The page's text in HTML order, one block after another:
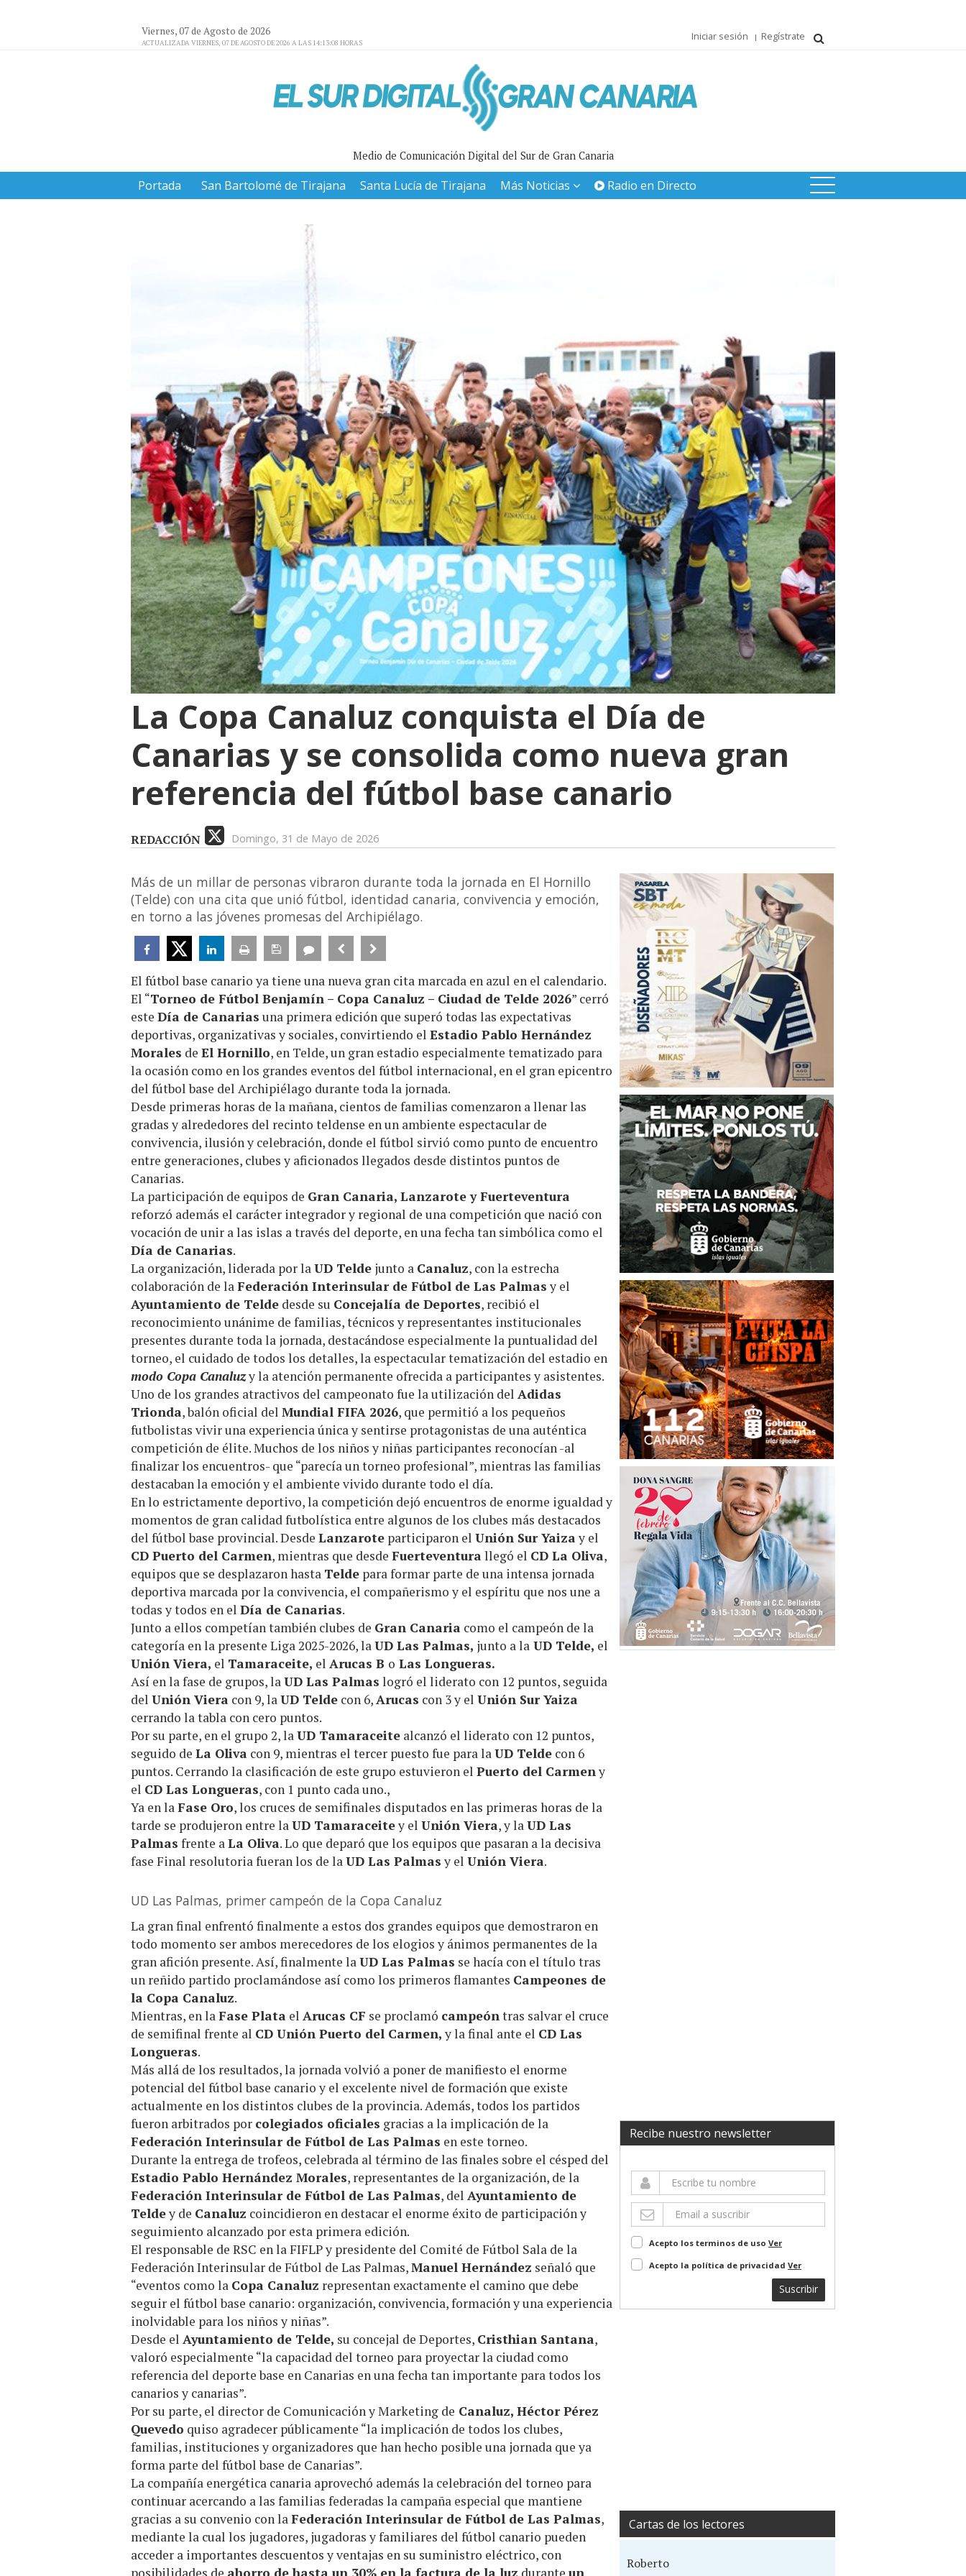
Viernes, 07 de Agosto de 2026
ACTUALIZADA VIERNES, 07 DE AGOSTO DE 2026 A LAS 14:13:08 HORAS
Iniciar sesión Regístrate
Medio de Comunicación Digital del Sur de Gran Canaria
Portada San Bartolomé de Tirajana Santa Lucía de Tirajana Más Noticias Radio en Directo
La Copa Canaluz conquista el Día de
Canarias y se consolida como nueva gran
referencia del fútbol base canario
REDACCIÓN Domingo, 31 de Mayo de 2026
Más de un millar de personas vibraron durante toda la jornada en El Hornillo
(Telde) con una cita que unió fútbol, identidad canaria, convivencia y emoción,
en torno a las jóvenes promesas del Archipiélago.
El fútbol base canario ya tiene una nueva gran cita marcada en azul en el calendario.
El “Torneo de Fútbol Benjamín – Copa Canaluz – Ciudad de Telde 2026” cerró
este Día de Canarias una primera edición que superó todas las expectativas
deportivas, organizativas y sociales, convirtiendo el Estadio Pablo Hernández
Morales de El Hornillo, en Telde, un gran estadio especialmente tematizado para
la ocasión como en los grandes eventos del fútbol internacional, en el gran epicentro
del fútbol base del Archipiélago durante toda la jornada.
Desde primeras horas de la mañana, cientos de familias comenzaron a llenar las
gradas y alrededores del recinto teldense en un ambiente espectacular de
convivencia, ilusión y celebración, donde el fútbol sirvió como punto de encuentro
entre generaciones, clubes y aficionados llegados desde distintos puntos de
Canarias.
La participación de equipos de Gran Canaria, Lanzarote y Fuerteventura
reforzó además el carácter integrador y regional de una competición que nació con
vocación de unir a las islas a través del deporte, en una fecha tan simbólica como el
Día de Canarias.
La organización, liderada por laUD Telde junto a Canaluz, con la estrecha
colaboración de laFederación Interinsular de Fútbol de Las Palmas y el
Ayuntamiento de Telde desde su Concejalía de Deportes, recibió el
reconocimiento unánime de familias, técnicos y representantes institucionales
presentes durante toda la jornada, destacándose especialmente la puntualidad del
torneo, el cuidado de todos los detalles, la espectacular tematización del estadio en
modo Copa Canaluzy la atención permanente ofrecida a participantes y asistentes.
Uno de los grandes atractivos del campeonato fue la utilización del Adidas
Trionda, balón oficial del Mundial FIFA 2026, que permitió a los pequeños
futbolistas vivir una experiencia única y sentirse protagonistas de una auténtica
competición de élite. Muchos de los niños y niñas participantes reconocían -al
finalizar los encuentros- que “parecía un torneo profesional”, mientras las familias
destacaban la emoción y el ambiente vivido durante todo el día.
En lo estrictamente deportivo, la competición dejó encuentros de enorme igualdad y
momentos de gran calidad futbolística entre algunos de los clubes más destacados
del fútbol base provincial. Desde Lanzarote participaron el Unión Sur Yaiza y el
CD Puerto del Carmen, mientras que desde Fuerteventura llegó el CD La Oliva,
equipos que se desplazaron hasta Telde para formar parte de una intensa jornada
deportiva marcada por la convivencia, el compañerismo y el espíritu que nos une a
todas y todos en el Día de Canarias.
Junto a ellos competían también clubes de Gran Canaria como el campeón de la
categoría en la presente Liga 2025-2026, laUD Las Palmas, junto a la UD Telde, el
Unión Viera, el Tamaraceite, el Arucas B o Las Longueras.
Así en la fase de grupos, laUD Las Palmas logró el liderato con 12 puntos, seguida
del Unión Viera con 9, laUD Telde con 6,Arucas con 3 y el Unión Sur Yaiza
cerrando la tabla con cero puntos.
Por su parte, en el grupo 2, laUD Tamaraceite alcanzó el liderato con 12 puntos,
seguido de La Oliva con 9, mientras el tercer puesto fue para laUD Telde con 6
puntos. Cerrando la clasificación de este grupo estuvieron el Puerto del Carmeny
el CD Las Longueras, con 1 punto cada uno.,
Ya en laFase Oro, los cruces de semifinales disputados en las primeras horas de la
tarde se produjeron entre laUD Tamaraceitey el Unión Viera, y laUD Las
Palmas frente aLa Oliva. Lo que deparó que los equipos que pasaran a la decisiva
fase Final resolutoria fueran los de laUD Las Palmas y el Unión Viera.
UD Las Palmas, primer campeón de la Copa Canaluz
La gran final enfrentó finalmente a estos dos grandes equipos que demostraron en
todo momento ser ambos merecedores de los elogios y ánimos permanentes de la
gran afición presente. Así, finalmente laUD Las Palmas se hacía con el título tras
un reñido partido proclamándose así como los primeros flamantes Campeones de
la Copa Canaluz.
Mientras, en laFase Plata el Arucas CF se proclamó campeóntras salvar el cruce
de semifinal frente al CD Unión Puerto del Carmen, y la final ante el CD Las
Longueras.
Más allá de los resultados, la jornada volvió a poner de manifiesto el enorme
potencial del fútbol base canario y el excelente nivel de formación que existe
actualmente en los distintos clubes de la provincia. Además, todos los partidos
fueron arbitrados por colegiados oficiales gracias a la implicación de la
Federación Interinsular de Fútbol de Las Palmas en este torneo.
Durante la entrega de trofeos, celebrada al término de las finales sobre el césped del
Estadio Pablo Hernández Morales, representantes de la organización, de la
Federación Interinsular de Fútbol de Las Palmas, del Ayuntamiento de
Teldey de Canaluz coincidieron en destacar el enorme éxito de participación y
seguimiento alcanzado por esta primera edición.
El responsable de RSC en la FIFLP y presidente del Comité de Fútbol Sala de la
Federación Interinsular de Fútbol de Las Palmas,Manuel Hernández señaló que
“eventos como la Copa Canaluz representan exactamente el camino que debe
seguir el fútbol base canario: organización, convivencia, formación y una experiencia
inolvidable para los niños y niñas”.
Desde el Ayuntamiento de Telde, su concejal de Deportes, Cristhian Santana,
valoró especialmente “la capacidad del torneo para proyectar la ciudad como
referencia del deporte base en Canarias en una fecha tan importante para todos los
canarios y canarias”.
Por su parte, el director de Comunicación y Marketing de Canaluz, Héctor Pérez
Quevedo quiso agradecer públicamente “la implicación de todos los clubes,
familias, instituciones y organizadores que han hecho posible una jornada que ya
forma parte del fútbol base de Canarias”.
La compañía energética canaria aprovechó además la celebración del torneo para
continuar acercando a las familias federadas la campaña especial que mantiene
gracias a su convenio con laFederación Interinsular de Fútbol de Las Palmas,
mediante la cual los jugadores, jugadoras y familiares del fútbol canario pueden
acceder a importantes descuentos y ventajas en su suministro eléctrico, con
Recibe nuestro newsletter
Acepto los terminos de uso Ver
Acepto la política de privacidad Ver
Suscribir
Cartas de los lectores
Roberto